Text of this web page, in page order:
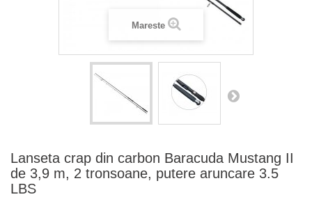
Mareste
Lanseta crap din carbon Baracuda Mustang II
de 3,9 m, 2 tronsoane, putere aruncare 3.5
LBS